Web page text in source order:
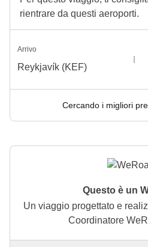
rientrare da questi aeroporti.
Arrivo
Reykjavík (KEF)
Cercando i migliori
Questo è un
Un viaggio progettato e
Coordinatore